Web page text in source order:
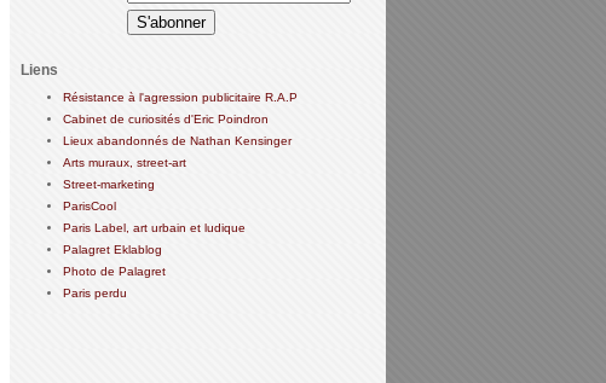
Liens
Résistance à l'agression publicitaire R.A.P
Cabinet de curiosités d'Eric Poindron
Lieux abandonnés de Nathan Kensinger
Arts muraux, street-art
Street-marketing
ParisCool
Paris Label, art urbain et ludique
Palagret Eklablog
Photo de Palagret
Paris perdu